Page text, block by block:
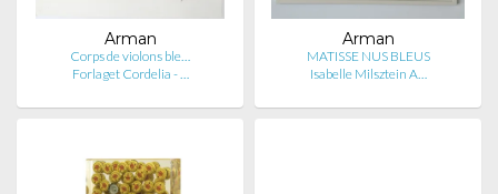
Arman
Corps de violons ble…
Forlaget Cordelia - …
Arman
MATISSE NUS BLEUS
Isabelle Milsztein A…